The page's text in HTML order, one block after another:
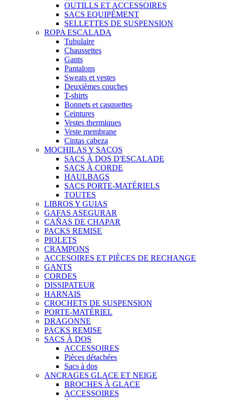
OUTILLS ET ACCESSOIRES
SACS EQUIPÉMENT
SELLETTES DE SUSPENSION
ROPA ESCALADA
Tubulaire
Chaussettes
Gants
Pantalons
Sweats et vestes
Deuxièmes couches
T-shirts
Bonnets et casquettes
Ceintures
Vestes thermiques
Veste membrane
Cintas cabeza
MOCHILAS Y SACOS
SACS À DOS D'ESCALADE
SACS À CORDE
HAULBAGS
SACS PORTE-MATÉRIELS
TOUTES
LIBROS Y GUIAS
GAFAS ASEGURAR
CAÑAS DE CHAPAR
PACKS REMISE
PIOLETS
CRAMPONS
ACCESOIRES ET PIÈCES DE RECHANGE
GANTS
CORDES
DISSIPATEUR
HARNAIS
CROCHETS DE SUSPENSION
PORTE-MATÉRIEL
DRAGONNE
PACKS REMISE
SACS À DOS
ACCESSOIRES
Pièces détachées
Sacs à dos
ANCRAGES GLACE ET NEIGE
BROCHES À GLACE
ACCESSOIRES